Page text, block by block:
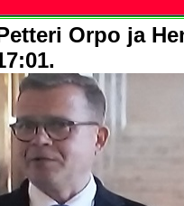
Orpo ja
.